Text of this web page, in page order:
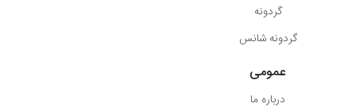
گردونه
گردونه شانس
عمومی
درباره ما